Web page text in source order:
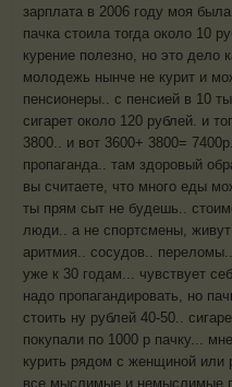
зарплата в 2006 году моя
пачка стоила тогда около 10
курение полезно, но это дело
молодежь нынче не курит и
пенсионеры.. с пенсией в 10
сигарет около 120 рублей. и
3800.. и вот 3600+ 3800=
пропаганда.. там здоровый
вы считаете, что много еды
ты прям сыт не будешь..
люди.. а не спортсмены,
аритмия.. сосудов..
уже к 30 годам... чувствует
надо пропагандировать, но
стоить ну рублей 40-50..
покупали по 1000 р пачку...
курить рядом с женщиной или
все мыслимые и немыслимые